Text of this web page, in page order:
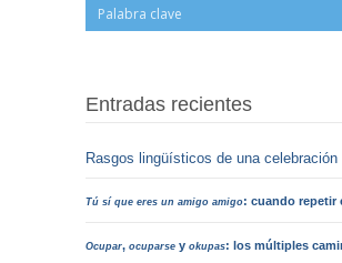
Entradas recientes
Rasgos lingüísticos de una celebración
Tú sí que eres un amigo amigo: cuando repetir
Ocupar,ocuparse yokupas: los múltiples